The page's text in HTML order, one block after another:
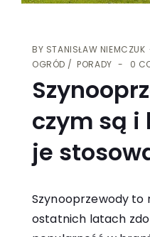
BY STANISŁAW NIEMCZUK
OGRÓD
PORADY 0
czym są
je
Szynooprzewody to
ostatnich latach